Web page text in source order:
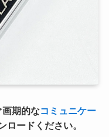
期的なコミュニケー
ロードください。